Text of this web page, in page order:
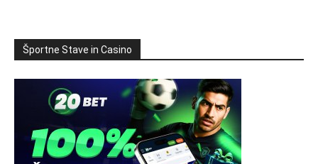
Športne Stave in Casino